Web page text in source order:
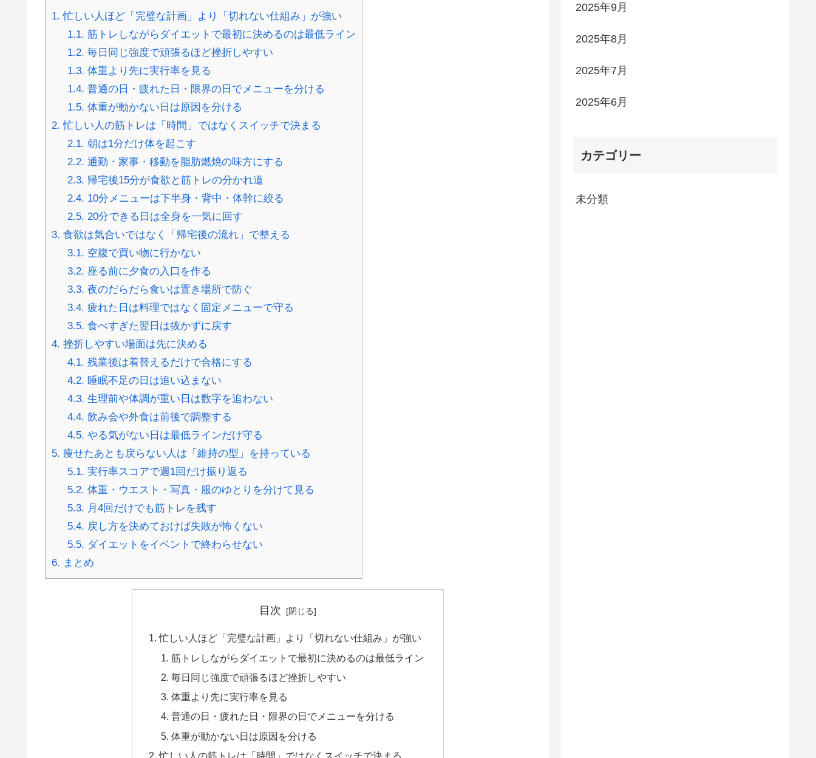
1. 忙しい人ほど「完璧な計画」より「切れない仕組み」が強い
1.1. 筋トレしながらダイエットで最初に決めるのは最低ライン
1.2. 毎日同じ強度で頑張るほど挫折しやすい
1.3. 体重より先に実行率を見る
1.4. 普通の日・疲れた日・限界の日でメニューを分ける
1.5. 体重が動かない日は原因を分ける
2. 忙しい人の筋トレは「時間」ではなくスイッチで決まる
2.1. 朝は1分だけ体を起こす
2.2. 通勤・家事・移動を脂肪燃焼の味方にする
2.3. 帰宅後15分が食欲と筋トレの分かれ道
2.4. 10分メニューは下半身・背中・体幹に絞る
2.5. 20分できる日は全身を一気に回す
3. 食欲は気合いではなく「帰宅後の流れ」で整える
3.1. 空腹で買い物に行かない
3.2. 座る前に夕食の入口を作る
3.3. 夜のだらだら食いは置き場所で防ぐ
3.4. 疲れた日は料理ではなく固定メニューで守る
3.5. 食べすぎた翌日は抜かずに戻す
4. 挫折しやすい場面は先に決める
4.1. 残業後は着替えるだけで合格にする
4.2. 睡眠不足の日は追い込まない
4.3. 生理前や体調が重い日は数字を追わない
4.4. 飲み会や外食は前後で調整する
4.5. やる気がない日は最低ラインだけ守る
5. 痩せたあとも戻らない人は「維持の型」を持っている
5.1. 実行率スコアで週1回だけ振り返る
5.2. 体重・ウエスト・写真・服のゆとりを分けて見る
5.3. 月4回だけでも筋トレを残す
5.4. 戻し方を決めておけば失敗が怖くない
5.5. ダイエットをイベントで終わらせない
6. まとめ
目次
忙しい人ほど「完璧な計画」より「切れない仕組み」が強い
筋トレしながらダイエットで最初に決めるのは最低ライン
毎日同じ強度で頑張るほど挫折しやすい
体重より先に実行率を見る
普通の日・疲れた日・限界の日でメニューを分ける
体重が動かない日は原因を分ける
忙しい人の筋トレは「時間」ではなくスイッチで決まる
2025年9月
2025年8月
2025年7月
2025年6月
カテゴリー
未分類